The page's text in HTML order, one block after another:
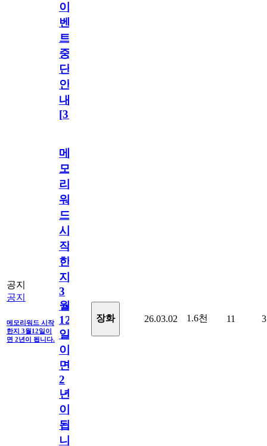
이
벤
트
중
단
안
내
[31
공지
공지
메모리워드 시작
한지 3월12일이
면 2년이 됩니다.
메
모
리
워
드
시
작
한
지
3
월
12
일
이
면
2
년
이
됩
니
장화 26.03.02 1.6천 11 3